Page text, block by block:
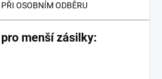
OSOBNÍM ODBĚRU
menší zásilky: